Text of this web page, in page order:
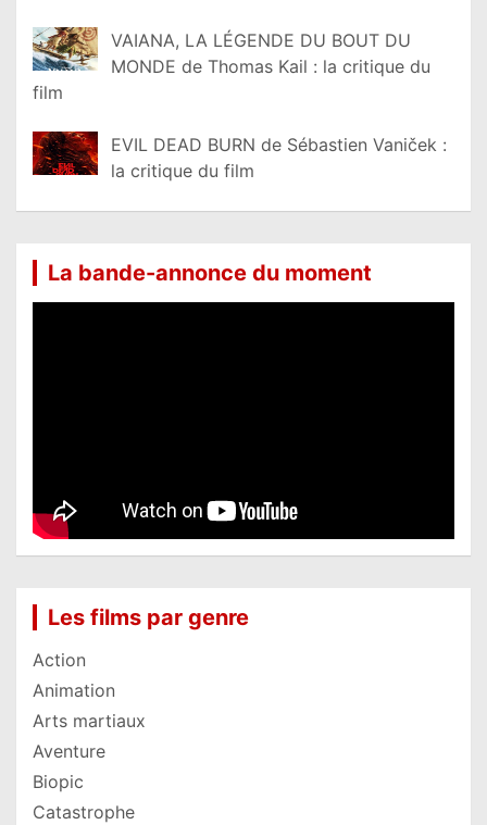
VAIANA, LA LÉGENDE DU BOUT DU
MONDE de Thomas Kail : la critique du
film
EVIL DEAD BURN de Sébastien Vaniček :
la critique du film
La bande-annonce du moment
Les films par genre
Action
Animation
Arts martiaux
Aventure
Biopic
Catastrophe